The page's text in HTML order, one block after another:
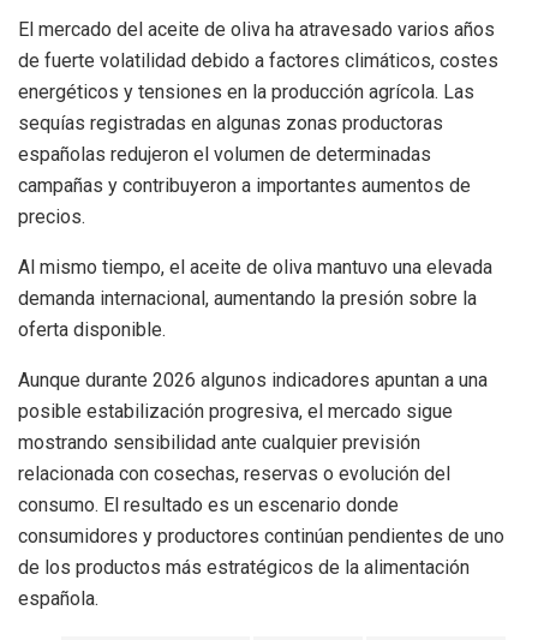
El mercado del aceite de oliva ha atravesado varios años
de fuerte volatilidad debido a factores climáticos, costes
energéticos y tensiones en la producción agrícola. Las
sequías registradas en algunas zonas productoras
españolas redujeron el volumen de determinadas
campañas y contribuyeron a importantes aumentos de
precios.
Al mismo tiempo, el aceite de oliva mantuvo una elevada
demanda internacional, aumentando la presión sobre la
oferta disponible.
Aunque durante 2026 algunos indicadores apuntan a una
posible estabilización progresiva, el mercado sigue
mostrando sensibilidad ante cualquier previsión
relacionada con cosechas, reservas o evolución del
consumo. El resultado es un escenario donde
consumidores y productores continúan pendientes de uno
de los productos más estratégicos de la alimentación
española.